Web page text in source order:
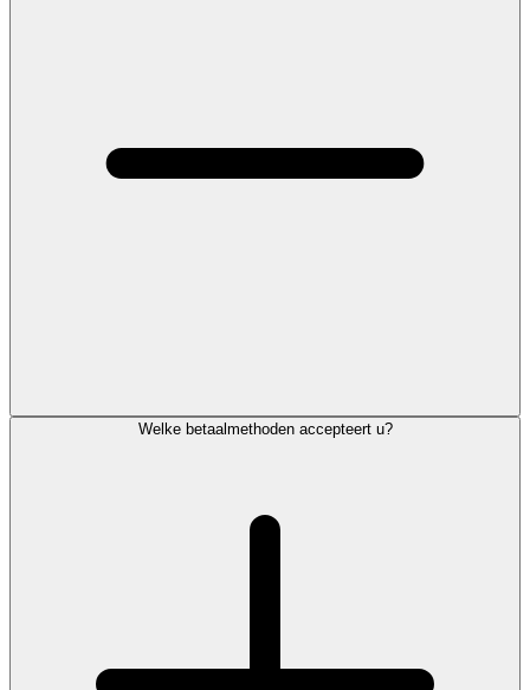
Welke betaalmethoden accepteert u?